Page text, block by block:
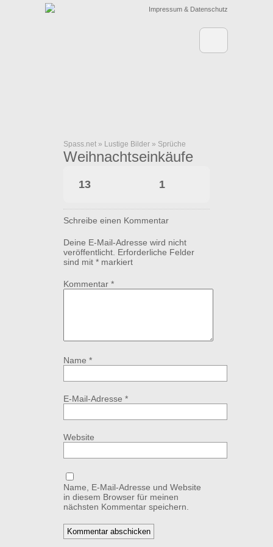
Impressum & Datenschutz
Spass.net » Lustige Bilder » Sprüche
Weihnachtseinkäufe
13 1
Schreibe einen Kommentar
Deine E-Mail-Adresse wird nicht
veröffentlicht. Erforderliche Felder
sind mit * markiert
Kommentar *
Name *
E-Mail-Adresse *
Website
Name, E-Mail-Adresse und Website
in diesem Browser für meinen
nächsten Kommentar speichern.